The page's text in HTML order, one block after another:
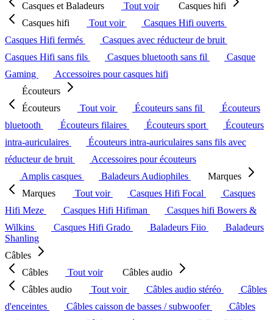
Casques et Baladeurs
Tout voir
Casques hifi
Casques hifi
Tout voir
Casques Hifi ouverts
Casques Hifi fermés
Casques avec réducteur de bruit
Casques Hifi sans fils
Casques bluetooth sans fil
Casque
Gaming
Accessoires pour casques hifi
Écouteurs
Écouteurs
Tout voir Écouteurs sans fil
Écouteurs
bluetooth
Écouteurs filaires Écouteurs sport
Écouteurs
intra-auriculaires
Écouteurs intra-auriculaires sans fils avec
réducteur de bruit
Accessoires pour écouteurs
Amplis casques
Baladeurs Audiophiles
Marques
Marques
Tout voir Casques Hifi Focal
Casques
Hifi Meze
Casques Hifi Hifiman
Casques hifi Bowers &
Wilkins
Casques Hifi Grado Baladeurs Fiio
Baladeurs
Shanling
Câbles
Câbles
Tout voir
Câbles audio
Câbles audio
Tout voir Câbles audio stéréo
Câbles
d'enceintes
Câbles caisson de basses / subwoofer
Câbles